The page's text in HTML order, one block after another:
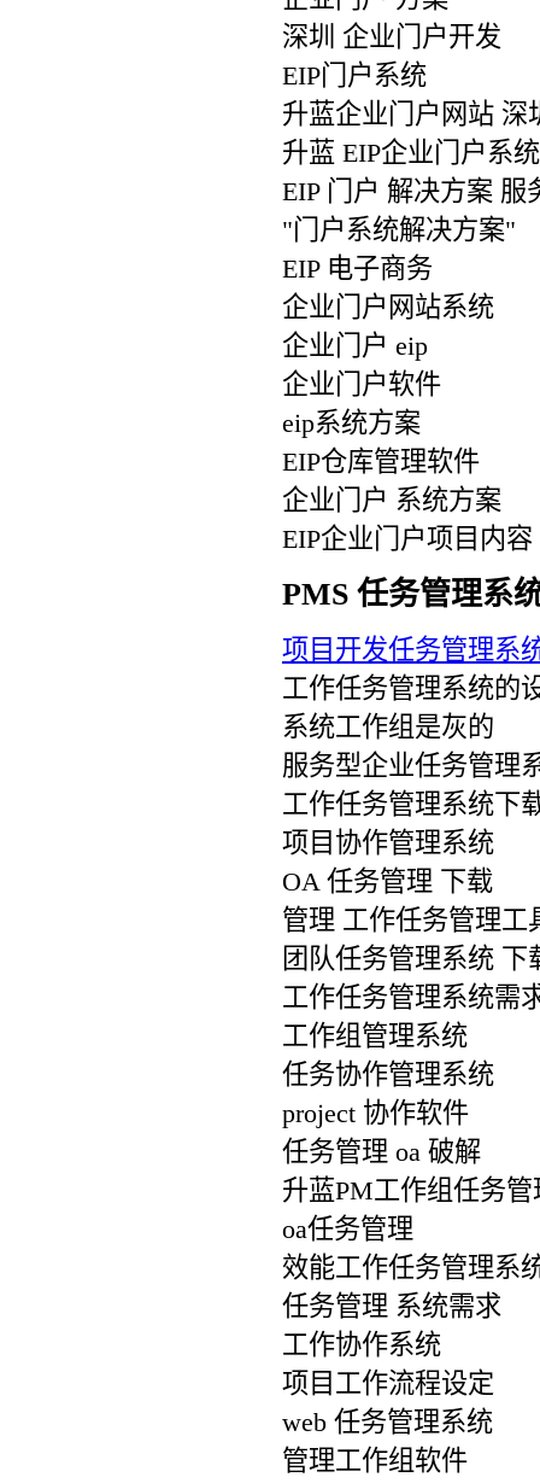
深圳 企业门户开发
EIP门户系统
升蓝企业门户网站 深
升蓝 EIP企业门户系
EIP 门户 解决方案 服
"门户系统解决方案"
EIP 电子商务
企业门户网站系统
企业门户 eip
企业门户软件
eip系统方案
EIP仓库管理软件
企业门户 系统方案
EIP企业门户项目内容
PMS 任务管理系
项目开发任务管理系
工作任务管理系统的
系统工作组是灰的
服务型企业任务管理
工作任务管理系统下
项目协作管理系统
OA 任务管理 下载
管理 工作任务管理工
团队任务管理系统 下
工作任务管理系统需
工作组管理系统
任务协作管理系统
project 协作软件
任务管理 oa 破解
升蓝PM工作组任务
oa任务管理
效能工作任务管理系
任务管理 系统需求
工作协作系统
项目工作流程设定
web 任务管理系统
管理工作组软件